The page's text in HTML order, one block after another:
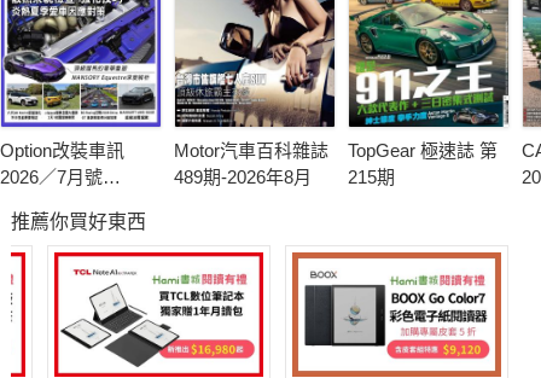
Option改裝車訊
2026／7月號
Motor汽車百科雜誌
489期-2026年8月
TopGear 極速誌 第
215期
推薦你買好東西